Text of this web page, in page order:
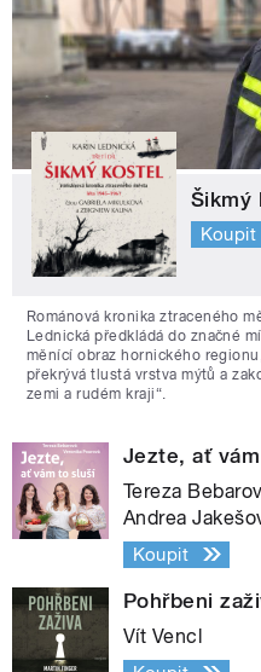
Šikmý
Koupit
Románová kronika ztraceného
Lednická předkládá do značné
měnící obraz hornického
překrývá tlustá vrstva mýtů a
zemi a rudém kraji“.
Jezte, ať
Tereza
Andrea
Koupit
Pohřbeni
Vít Vencl